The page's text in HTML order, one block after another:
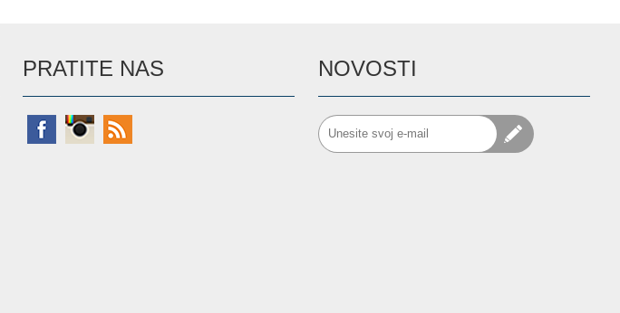
PRATITE NAS NOVOSTI